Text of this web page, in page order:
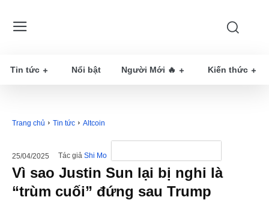
Tin tức Nổi bật Người Mới 🔥 Kiến thức
Trang chủ Tin tức Altcoin
25/04/2025 Tác giả Shi Mo
Vì sao Justin Sun lại bị nghi là
“trùm cuối” đứng sau Trump